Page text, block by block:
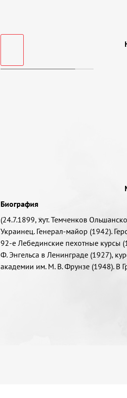
Биография
(24.7.1899, хут. Темченков
Украинец. Генерал-майор (1942).
92-е Лебединские пехотные курсы
Ф. Энгельса в Ленинграде (1927),
академии им. М. В. Фрунзе (1948). В